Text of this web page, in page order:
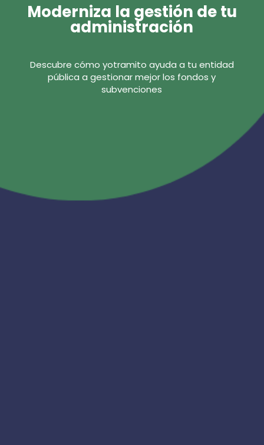
Moderniza la gestión de tu
administración
Descubre cómo yotramito ayuda a tu entidad
pública a gestionar mejor los fondos y
subvenciones